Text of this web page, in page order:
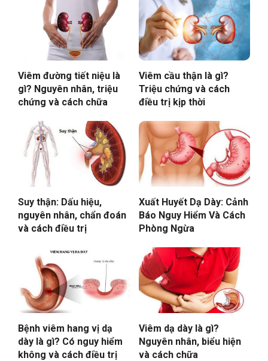
Viêm đường tiết niệu là
gì? Nguyên nhân, triệu
chứng và cách chữa
Viêm cầu thận là gì?
Triệu chứng và cách
điều trị kịp thời
Suy thận: Dấu hiệu,
nguyên nhân, chẩn đoán
và cách điều trị
Xuất Huyết Dạ Dày: Cảnh
Báo Nguy Hiểm Và Cách
Phòng Ngừa
Bệnh viêm hang vị dạ
dày là gì? Có nguy hiểm
không và cách điều trị
Viêm dạ dày là gì?
Nguyên nhân, biểu hiện
và cách chữa